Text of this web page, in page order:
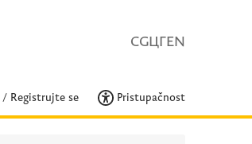
CGЦГEN
/ Registrujte se Pristupačnost